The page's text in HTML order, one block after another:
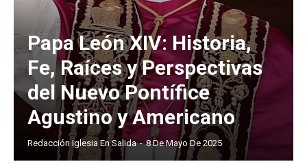
Papa León XIV: Historia,
Fe, Raíces y Perspectivas
del Nuevo Pontífice
Agustino y Americano
Redacción Iglesia En Salida - 8 De Mayo De 2025